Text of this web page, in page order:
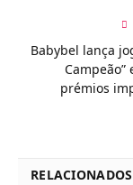
Babybel lança
prémios
RELACIONADOS